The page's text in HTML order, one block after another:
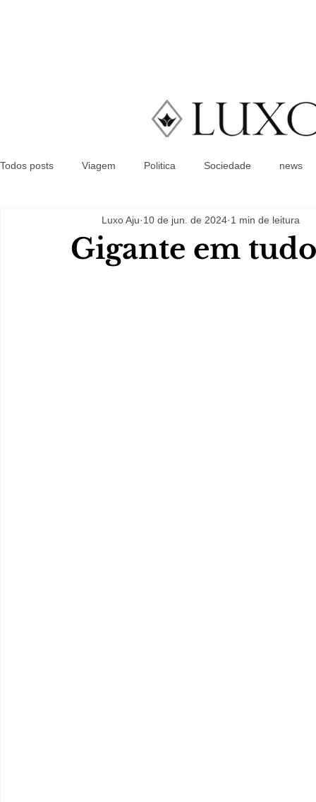
Todos posts Viagem Politica Sociedade news
Gigante em tudo
Luxo Aju 10 de jun. de 2024 1 min de leitura